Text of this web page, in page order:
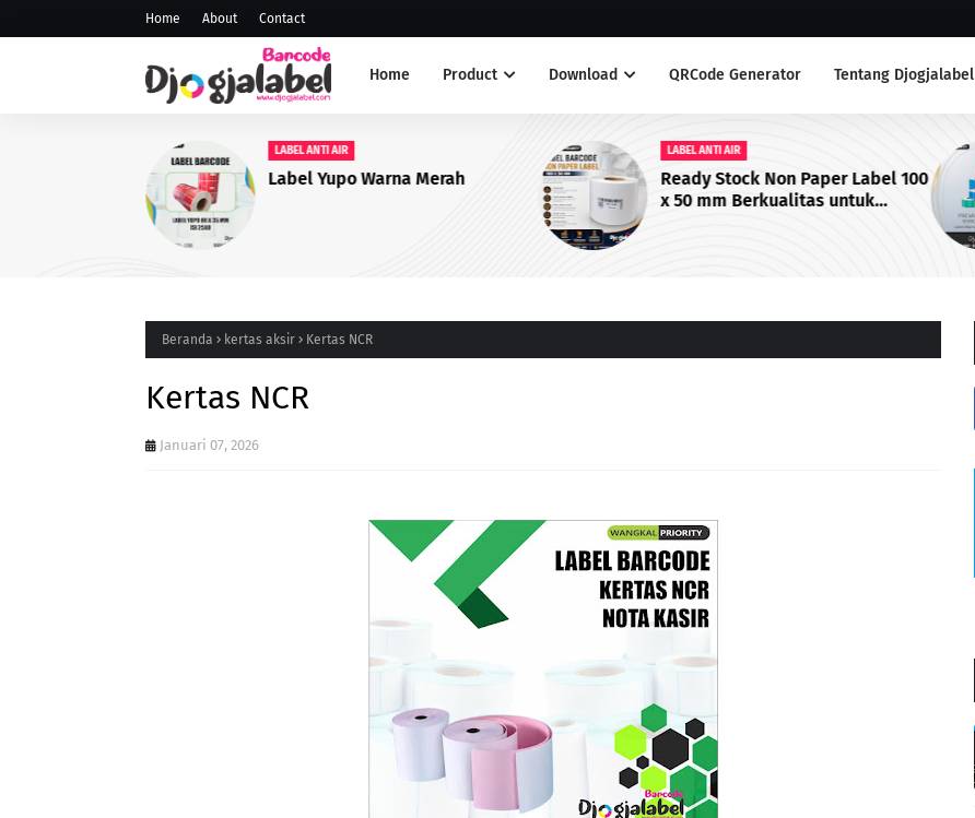
Home About Contact
Home Product Download QRCode Generator Tentang Djogjalabel
LABEL ANTI AIR
Label Yupo Warna Merah
LABEL ANTI AIR
Ready Stock Non Paper Label 100
x 50 mm Berkualitas untuk
Beranda kertas aksir Kertas NCR
Kertas NCR
Januari 07, 2026